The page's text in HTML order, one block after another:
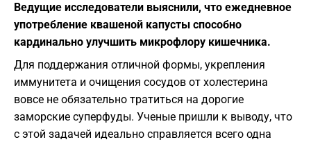
Ведущие исследователи выяснили, что ежедневное
употребление квашеной капусты способно
кардинально улучшить микрофлору кишечника.
Для поддержания отличной формы, укрепления
иммунитета и очищения сосудов от холестерина
вовсе не обязательно тратиться на дорогие
заморские суперфуды. Ученые пришли к выводу, что
с этой задачей идеально справляется всего одна